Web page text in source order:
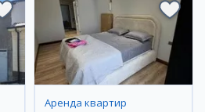
Аренда квартир